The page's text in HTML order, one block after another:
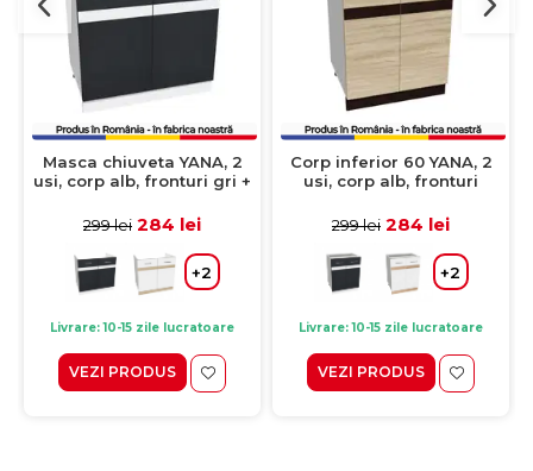
Masca chiuveta YANA, 2
usi, corp alb, fronturi gri +
299 lei 284 lei
+2
Livrare: 10-15 zile lucratoare
VEZI PRODUS
Corp inferior 60 YANA, 2
usi, corp alb, fronturi
sonoma inchis, 60x50x77
299 lei 284 lei
+2
Livrare: 10-15 zile lucratoare
VEZI PRODUS